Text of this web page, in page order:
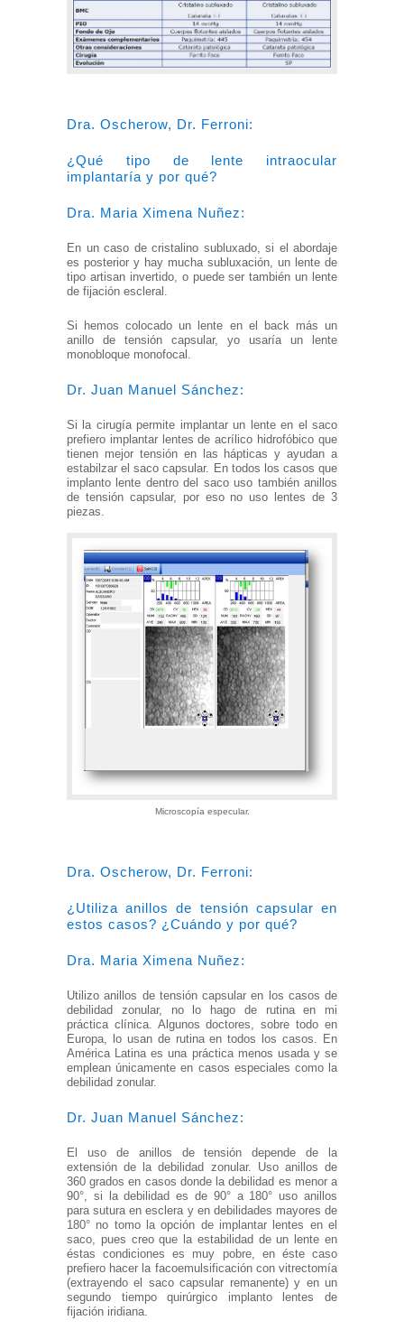
Dra. Oscherow, Dr. Ferroni:
¿Qué tipo de lente intraocular
implantaría y por qué?
Dra. Maria Ximena Nuñez:
En un caso de cristalino subluxado, si el abordaje
es posterior y hay mucha subluxación, un lente de
tipo artisan invertido, o puede ser también un lente
de fijación escleral.
Si hemos colocado un lente en el back más un
anillo de tensión capsular, yo usaría un lente
monobloque monofocal.
Dr. Juan Manuel Sánchez:
Si la cirugía permite implantar un lente en el saco
prefiero implantar lentes de acrílico hidrofóbico que
tienen mejor tensión en las hápticas y ayudan a
estabilzar el saco capsular. En todos los casos que
implanto lente dentro del saco uso también anillos
de tensión capsular, por eso no uso lentes de 3
piezas.
Microscopía especular.
Dra. Oscherow, Dr. Ferroni:
¿Utiliza anillos de tensión capsular en
estos casos? ¿Cuándo y por qué?
Dra. Maria Ximena Nuñez:
Utilizo anillos de tensión capsular en los casos de
debilidad zonular, no lo hago de rutina en mi
práctica clínica. Algunos doctores, sobre todo en
Europa, lo usan de rutina en todos los casos. En
América Latina es una práctica menos usada y se
emplean únicamente en casos especiales como la
debilidad zonular.
Dr. Juan Manuel Sánchez:
El uso de anillos de tensión depende de la
extensión de la debilidad zonular. Uso anillos de
360 grados en casos donde la debilidad es menor a
90°, si la debilidad es de 90° a 180° uso anillos
para sutura en esclera y en debilidades mayores de
180° no tomo la opción de implantar lentes en el
saco, pues creo que la estabilidad de un lente en
éstas condiciones es muy pobre, en éste caso
prefiero hacer la facoemulsificación con vitrectomía
(extrayendo el saco capsular remanente) y en un
segundo tiempo quirúrgico implanto lentes de
fijación iridiana.